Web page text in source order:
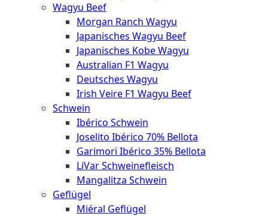
Wagyu Beef
Morgan Ranch Wagyu
Japanisches Wagyu Beef
Japanisches Kobe Wagyu
Australian F1 Wagyu
Deutsches Wagyu
Irish Veire F1 Wagyu Beef
Schwein
Ibérico Schwein
Joselito Ibérico 70% Bellota
Garimori Ibérico 35% Bellota
LiVar Schweinefleisch
Mangalitza Schwein
Geflügel
Miéral Geflügel